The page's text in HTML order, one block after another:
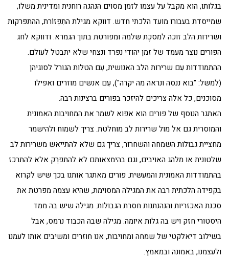
בגלותו, הוא מקבל על עצמו לזמן מסוים הנהגה רוחנית ומדינית משלו,
שמייסדת בעבורו מועד הלכתי חדש. דווקא מגילת התִפְזוֹרת, ההתפרקות
ושרירות הלב זוכה למסכֶת שלמה ומפורטת בתוך הגמרא. ודווקא לחג
הפורים נוצר מעמד של זמן יהודי נפרד ונצחי שלא יתבטל לעולם.
ההתמודדות עִם שרירות הלב האנושית, עִם הטלות הגורל לסוגיהן
(למשל: "בוא ננסה ונראה מה יקרה"), עִם אנשים מוזרים ואפילו
מסוכנים, כל אלה צריכים להיזכר בפורים ברצינות רבה.
האתגר הנוסף של פורים הוא אפוא לשמר את המחויבות האמונית
והמוסרית גם אל מול שרירות לב מוחלטת. צריך לשמוח ולהישמר
מחציית גבולות השמחה והשחרור, צריך גם שלא להתייאש משרירות לב
שלטונית או מלהג האויבים, וגם בהימצאותם לא להתפרֵק אלא להתרכז
בהתמודדות האמונית והמעשית. פורים מאתגר אותנו בכך שיש לקרוא
בקפידה הלכתית רבה את המגילה המסוימת, שהיא עצמה מפרטת את
סכנת האכזריות והנהנתנות חסרת הגבולות. מגילה שיש בה ממד
היסטורי חזק ויש בה גלות איומה. מגילה שבה הכבוד נרמס, אבל
בשילוב דיאלקטי של שמחה ומחויבות, אנו חוזרים ומשיבים אותו לעמנו
ולעצמנו, באמונה ובמאמץ.